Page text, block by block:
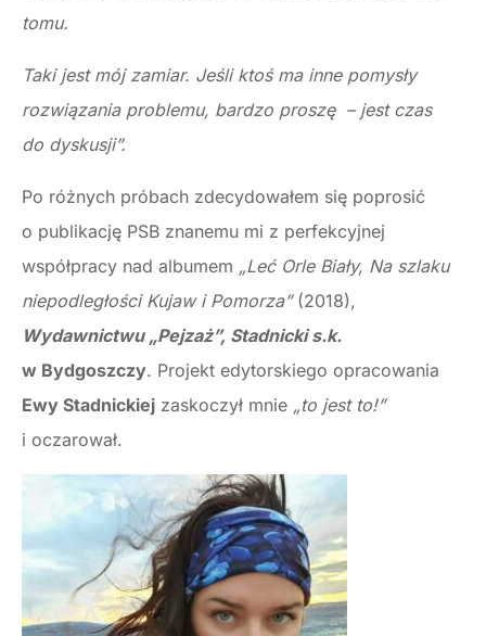
tomu.
Taki jest mój zamiar. Jeśli ktoś ma inne pomysły
rozwiązania problemu, bardzo proszę – jest czas
do dyskusji”.
Po różnych próbach zdecydowałem się poprosić
o publikację PSB znanemu mi z perfekcyjnej
współpracy nad albumem „Leć Orle Biały, Na szlaku
niepodległości Kujaw i Pomorza”(2018),
Wydawnictwu „Pejzaż”, Stadnicki s.k.
w Bydgoszczy. Projekt edytorskiego opracowania
Ewy Stadnickiej zaskoczył mnie „to jest to!”
i oczarował.